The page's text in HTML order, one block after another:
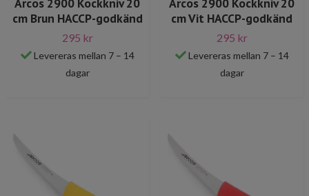
cm Brun HACCP-godkänd
295 kr
Levereras mellan 7 – 14
dagar
cm Vit HACCP-godkänd
295 kr
Levereras mellan 7 – 14
dagar